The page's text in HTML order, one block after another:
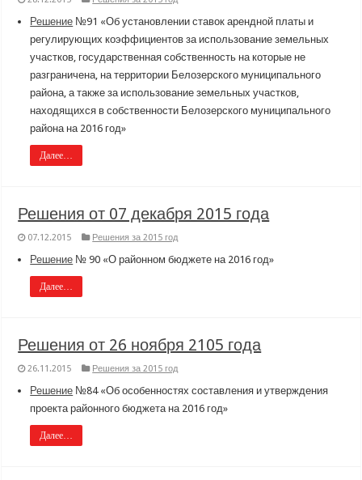
Решение №91 «Об установлении ставок арендной платы и
регулирующих коэффициентов за использование земельных
участков, государственная собственность на которые не
разграничена, на территории Белозерского муниципального
района, а также за использование земельных участков,
находящихся в собственности Белозерского муниципального
района на 2016 год»
Далее…
Решения от 07 декабря 2015 года
07.12.2015 Решения за 2015 год
Решение № 90 «О районном бюджете на 2016 год»
Далее…
Решения от 26 ноября 2105 года
26.11.2015 Решения за 2015 год
Решение №84 «Об особенностях составления и утверждения
проекта районного бюджета на 2016 год»
Далее…